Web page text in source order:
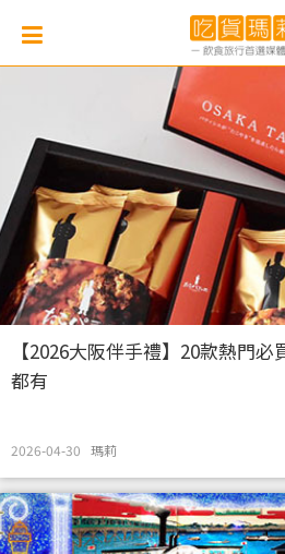
【2026大阪伴手禮】20款熱門
都有
2026-04-30 瑪莉